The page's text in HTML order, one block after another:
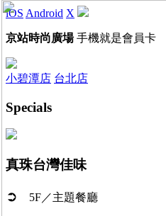
iOS Android X
京站時尚廣場手機就是會員卡
小碧潭店 台北店
Specials
真珠台灣佳味
➲ 5F／主題餐廳